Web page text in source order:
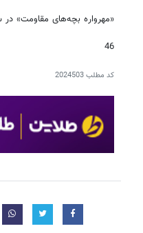
«مهرواره‌ بچه‌های مقاومت»
46
کد مطلب2024503